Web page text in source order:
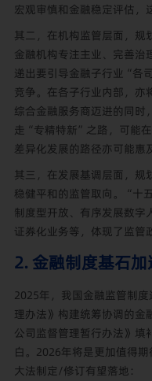
宏观审慎和金融稳定评估，
其二，在机构监管层面，
金融机构专注主业、完善
递出要引导金融子行业“各
竞争。在各子行业内部，亦
综合金融服务商迈进的同时
走“专精特新”之路，可能在
差异化发展的路径亦可能惠
其三，在发展基调层面，
稳健平和的监管取向。“十
制度型开放、有序发展数字
证券化业务等，体现了监管
2. 金融制度基石加
2025年，我国金融监管制
理办法》构建统筹协调的金
公司监督管理暂行办法》填
白。2026年将是更加值得
大法制定/修订有望落地：